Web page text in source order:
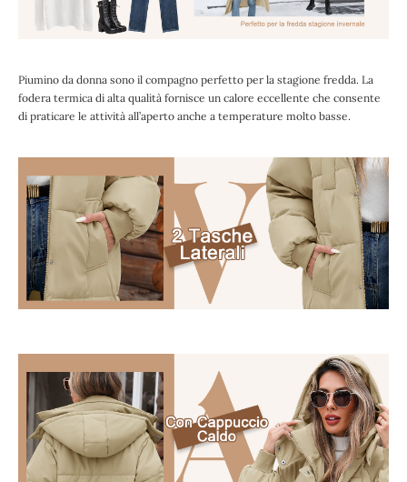
Piumino da donna sono il compagno perfetto per la stagione fredda. La
fodera termica di alta qualità fornisce un calore eccellente che consente
di praticare le attività all’aperto anche a temperature molto basse.